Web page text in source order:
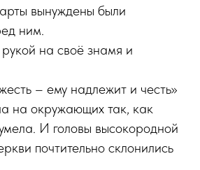
вынуждены были
ним.
на своё знамя и
– ему надлежит и честь»
на окружающих так, как
И головы высокородной
почтительно склонились